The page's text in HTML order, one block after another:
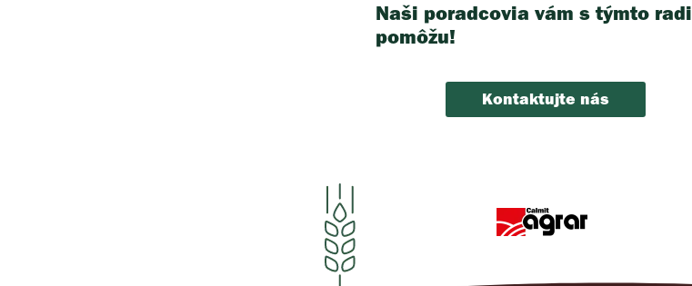
Naši poradcovia vám s týmto radi
pomôžu!
Kontaktujte nás